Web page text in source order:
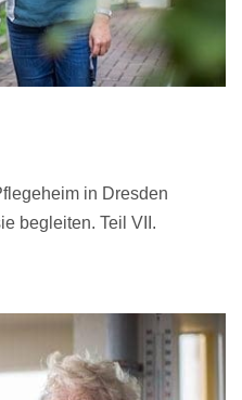
in Dresden
begleiten. Teil VII.